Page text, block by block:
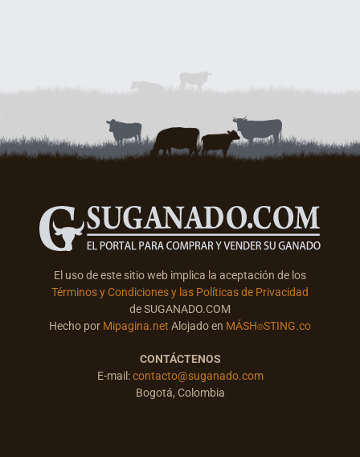
El uso de este sitio web implica la aceptación de los
Términos y Condiciones y las Políticas de Privacidad
de SUGANADO.COM
Hecho por Mipagina.net Alojado en MÁSH⌾STING.co
CONTÁCTENOS
E-mail:contacto@suganado.com
Bogotá, Colombia